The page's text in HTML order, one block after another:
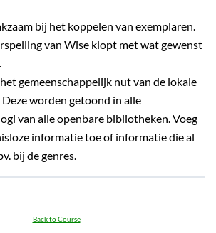
bij het koppelen van exemplaren.
van Wise klopt met wat gewenst
gemeenschappelijk nut van de lokale
worden getoond in alle
van alle openbare bibliotheken. Voeg
informatie toe of informatie die al
bij de genres.
Back to Course